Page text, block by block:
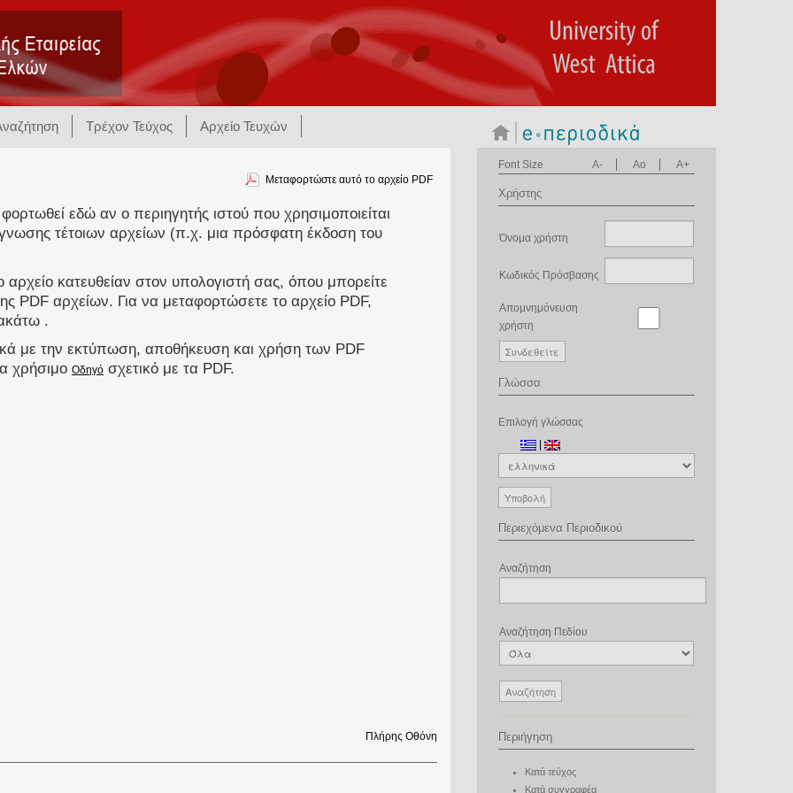
Τρέχον Τεύχος Αρχείο Τευχών
Μεταφορτώστε αυτό το αρχείο PDF
εδώ αν ο περιηγητής ιστού που χρησιμοποιείται
τέτοιων αρχείων (π.χ. μια πρόσφατη έκδοση του
κατευθείαν στον υπολογιστή σας, όπου μπορείτε
PDF αρχείων. Για να μεταφορτώσετε το αρχείο PDF,
.
με την εκτύπωση, αποθήκευση και χρήση των PDF
χρήσιμο Οδηγό σχετικό με τα PDF.
Πλήρης Οθόνη
Font Size A- Ao A+
Χρήστης
Όνομα χρήστη
Κωδικός Πρόσβασης
Απομνημόνευση
χρήστη
Γλώσσα
Επιλογή γλώσσας
|
Περιεχόμενα Περιοδικού
Αναζήτηση
Αναζήτηση Πεδίου
Περιήγηση
Κατά τεύχος
Κατά συγγραφέα